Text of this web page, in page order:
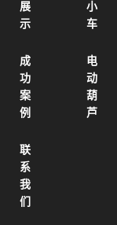
展
示
成
功
案
例
联
系
我
们
小
车
电
动
葫
芦